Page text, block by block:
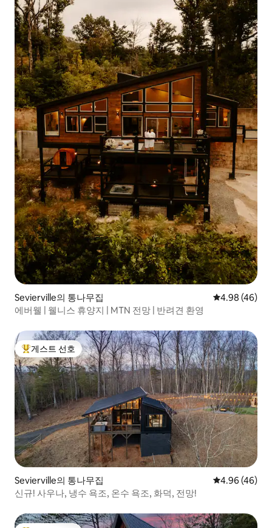
Sevierville의 통나무집 평점 4.98점(5
4.98 (46)
에버웰 | 웰니스 휴양지 | MTN 전망 | 반려견 환영
상위 게스트 선호
게스트 선호
Sevierville의 통나무집 평점 4.96점(5
4.96 (46)
신규! 사우나, 냉수 욕조, 온수 욕조, 화덕, 전망!